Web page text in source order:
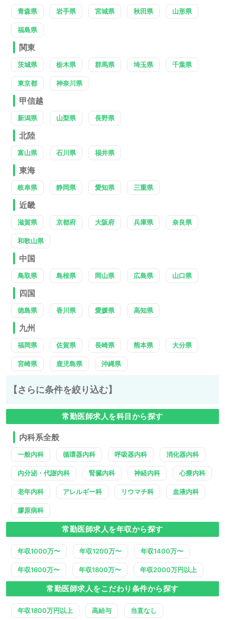
青森県 岩手県 宮城県 秋田県 山形県
福島県
関東
茨城県 栃木県 群馬県 埼玉県 千葉県
東京都 神奈川県
甲信越
新潟県 山梨県 長野県
北陸
富山県 石川県 福井県
東海
岐阜県 静岡県 愛知県 三重県
近畿
滋賀県 京都府 大阪府 兵庫県 奈良県
和歌山県
中国
鳥取県 島根県 岡山県 広島県 山口県
四国
徳島県 香川県 愛媛県 高知県
九州
福岡県 佐賀県 長崎県 熊本県 大分県
宮崎県 鹿児島県 沖縄県
【さらに条件を絞り込む】
常勤医師求人を科目から探す
内科系全般
一般内科 循環器内科 呼吸器内科 消化器内科
内分泌・代謝内科 腎臓内科 神経内科 心療内科
老年内科 アレルギー科 リウマチ科 血液内科
膠原病科
常勤医師求人を年収から探す
年収1000万〜 年収1200万〜 年収1400万〜
年収1600万〜 年収1800万〜 年収2000万円以上
常勤医師求人をこだわり条件から探す
年収1800万円以上 高給与 当直なし